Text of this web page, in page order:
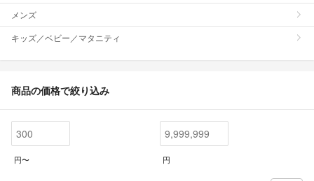
メンズ
キッズ／ベビー／マタニティ
商品の価格で絞り込み
円〜 円